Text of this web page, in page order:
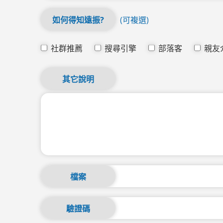
如何得知遠振? (可複選)
社群推薦 搜尋引擎 部落客 親友
其它說明
檔案
驗證碼